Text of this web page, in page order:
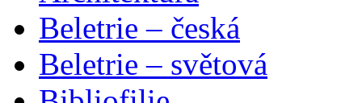
Beletrie – česká
Beletrie – světová